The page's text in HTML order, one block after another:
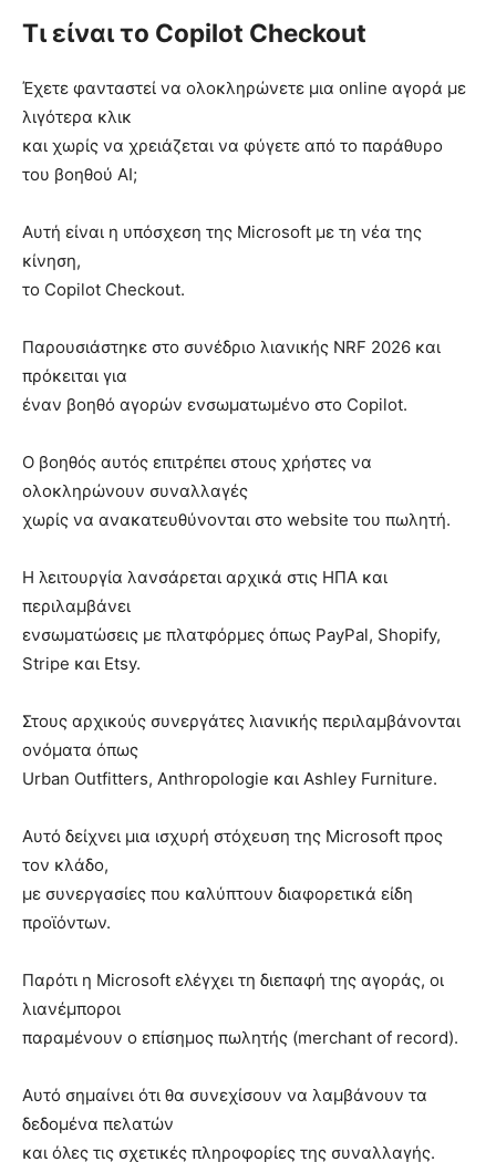
Τι είναι το Copilot Checkout
Έχετε φανταστεί να ολοκληρώνετε μια online αγορά με
λιγότερα κλικ
και χωρίς να χρειάζεται να φύγετε από το παράθυρο
του βοηθού AI;
Αυτή είναι η υπόσχεση της Microsoft με τη νέα της
κίνηση,
το Copilot Checkout.
Παρουσιάστηκε στο συνέδριο λιανικής NRF 2026 και
πρόκειται για
έναν βοηθό αγορών ενσωματωμένο στο Copilot.
Ο βοηθός αυτός επιτρέπει στους χρήστες να
ολοκληρώνουν συναλλαγές
χωρίς να ανακατευθύνονται στο website του πωλητή.
Η λειτουργία λανσάρεται αρχικά στις ΗΠΑ και
περιλαμβάνει
ενσωματώσεις με πλατφόρμες όπως PayPal, Shopify,
Stripe και Etsy.
Στους αρχικούς συνεργάτες λιανικής περιλαμβάνονται
ονόματα όπως
Urban Outfitters, Anthropologie και Ashley Furniture.
Αυτό δείχνει μια ισχυρή στόχευση της Microsoft προς
τον κλάδο,
με συνεργασίες που καλύπτουν διαφορετικά είδη
προϊόντων.
Παρότι η Microsoft ελέγχει τη διεπαφή της αγοράς, οι
λιανέμποροι
παραμένουν ο επίσημος πωλητής (merchant of record).
Αυτό σημαίνει ότι θα συνεχίσουν να λαμβάνουν τα
δεδομένα πελατών
και όλες τις σχετικές πληροφορίες της συναλλαγής.